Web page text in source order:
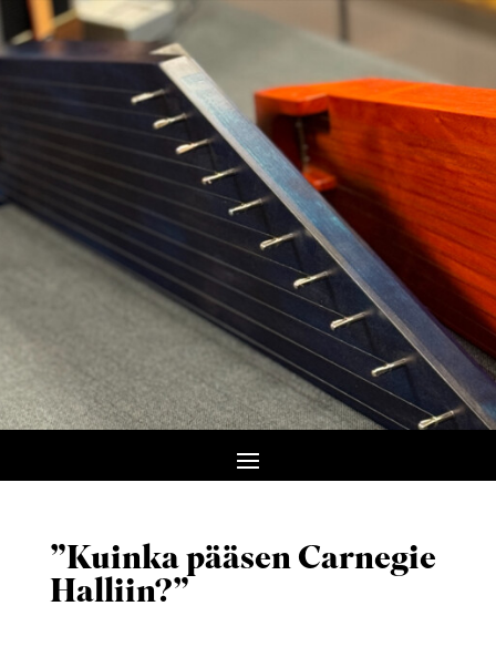
”Kuinka pääsen Carnegie
Halliin?”